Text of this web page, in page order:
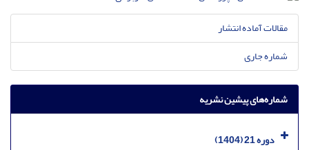
مقالات آماده انتشار
شماره جاری
شماره‌های پیشین نشریه
دوره 21 (1404)